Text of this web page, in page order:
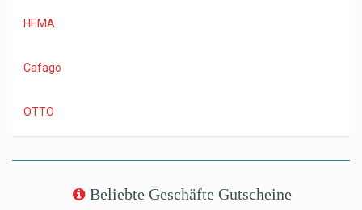
HEMA
Cafago
OTTO
Beliebte Geschäfte Gutscheine